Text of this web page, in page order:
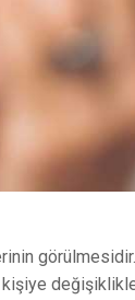
kişiye